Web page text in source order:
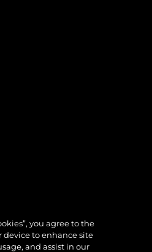
you agree to the
device to enhance site
and assist in our